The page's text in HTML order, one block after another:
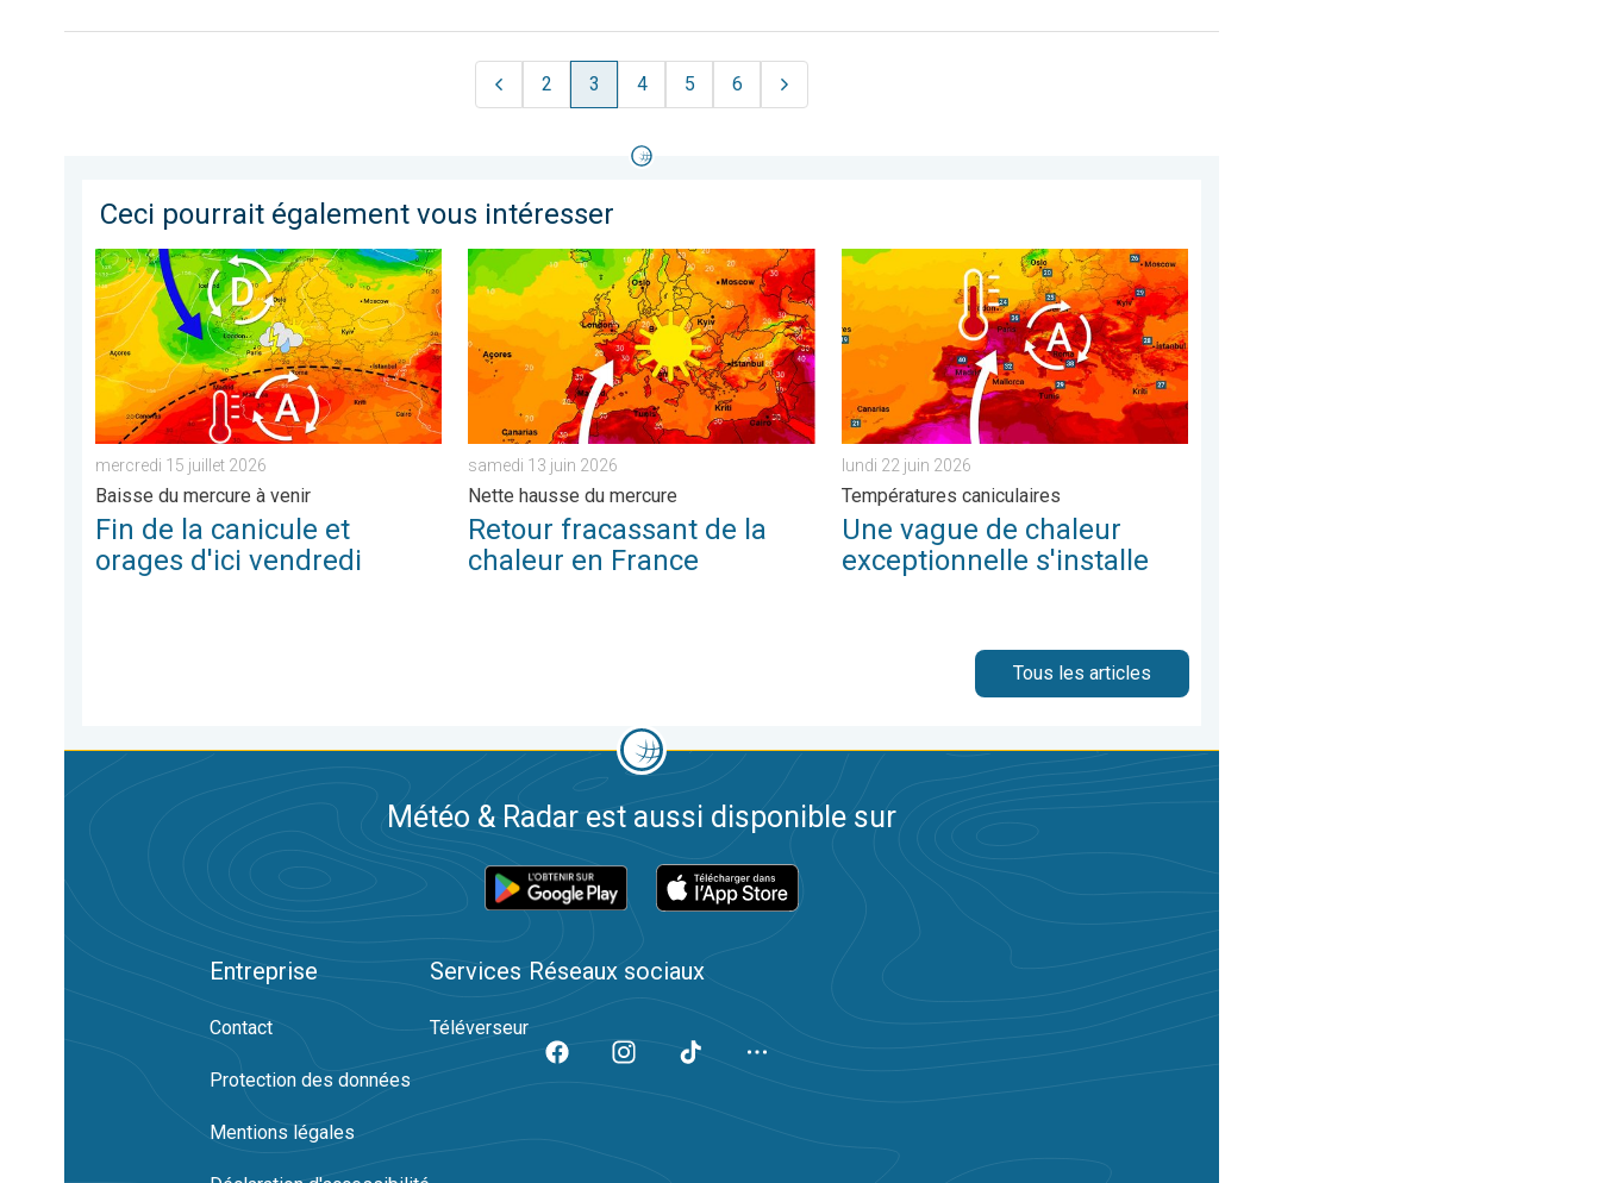
2 3 4 5 6
Ceci pourrait également vous intéresser
Fin de la canicule et orages d'ici vendredi. Baisse du mercure à venir. . . mercredi 15 juillet 2026
mercredi 15 juillet 2026
Baisse du mercure à venir
Fin de la canicule et
orages d'ici vendredi
Retour fracassant de la chaleur en France. Nette hausse du mercure. . . samedi 13 juin 2026
samedi 13 juin 2026
Nette hausse du mercure
Retour fracassant de la
chaleur en France
Une vague de chaleur exceptionnelle s'installe. Températures caniculaires. . . lundi 22 juin
lundi 22 juin 2026
Températures caniculaires
Une vague de chaleur
exceptionnelle s'installe
Tous les articles
Météo & Radar est aussi disponible sur
Entreprise
Contact
Protection des données
Mentions légales
Services
Téléverseur
Réseaux sociaux